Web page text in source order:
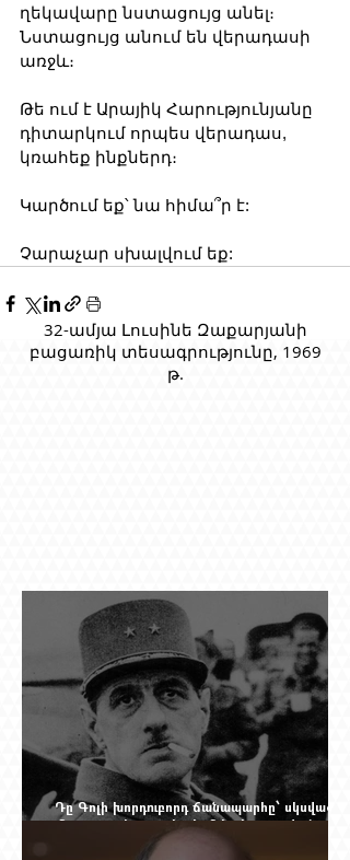
ղեկավարը նստացույց անել։
Նստացույց անում են վերադասի
առջև։
Թե ում է Արայիկ Հարությունյանը
դիտարկում որպես վերադաս,
կռահեք ինքներդ։
Կարծում եք՝ նա հիմա՞ր է:
Չարաչար սխալվում եք:
32-ամյա Լուսինե Զաքարյանի
բացառիկ տեսագրությունը, 1969
թ.
Դը Գոլի խորդուբորդ ճանապարհը՝ սկսված
մեղադրյալի աթոռից և մեկ սխալ գրված